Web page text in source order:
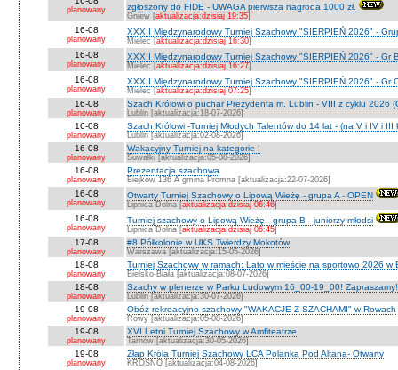
planowany
zgłoszony do FIDE - UWAGA pierwsza nagroda 1000 zł.
Gniew [aktualizacja:dzisiaj 19:35]
16-08
planowany
XXXII Międzynarodowy Turniej Szachowy "SIERPIEŃ 2026" -
Mielec [aktualizacja:dzisiaj 16:30]
16-08
planowany
XXXII Międzynarodowy Turniej Szachowy "SIERPIEŃ 2026" - Gr
Mielec [aktualizacja:dzisiaj 16:27]
16-08
planowany
XXXII Międzynarodowy Turniej Szachowy "SIERPIEŃ 2026" - Gr
Mielec [aktualizacja:dzisiaj 07:25]
16-08
planowany
Szach Królowi o puchar Prezydenta m. Lublin - VIII z cyklu 2026
Lublin [aktualizacja:18-07-2026]
16-08
planowany
Szach Królowi -Turniej Młodych Talentów do 14 lat - (na V i IV i III
Lublin [aktualizacja:02-08-2026]
16-08
planowany
Wakacyjny Turniej na kategorie I
Suwałki [aktualizacja:05-08-2026]
16-08
planowany
Prezentacja szachowa
Biejków 136 A gmina Promna [aktualizacja:22-07-2026]
16-08
planowany
Otwarty Turniej Szachowy o Lipową Wieżę - grupa A - OPEN
Lipnica Dolna [aktualizacja:dzisiaj 06:46]
16-08
planowany
Turniej szachowy o Lipową Wieżę - grupa B - juniorzy młodsi
Lipnica Dolna [aktualizacja:dzisiaj 06:45]
17-08
planowany
#8 Półkolonie w UKS Twierdzy Mokotów
Warszawa [aktualizacja:15-05-2026]
18-08
planowany
Turniej Szachowy w ramach: Lato w mieście na sportowo 2026 w
Bielsko-Biała [aktualizacja:08-07-2026]
18-08
planowany
Szachy w plenerze w Parku Ludowym 16_00-19_00! Zapraszamy!
Lublin [aktualizacja:30-07-2026]
19-08
planowany
Obóz rekreacyjno-szachowy "WAKACJE Z SZACHAMI" w Rowach
Rowy [aktualizacja:05-08-2026]
19-08
planowany
XVI Letni Turniej Szachowy w Amfiteatrze
Tarnów [aktualizacja:30-05-2026]
19-08
planowany
Złap Króla Turniej Szachowy LCA Polanka Pod Altaną- Otwarty
KROSNO [aktualizacja:04-08-2026]